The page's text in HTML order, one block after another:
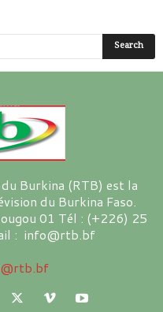
Burkina (RTB) est la
du Burkina Faso.
01 Tél : (+226) 25
: info@rtb.bf